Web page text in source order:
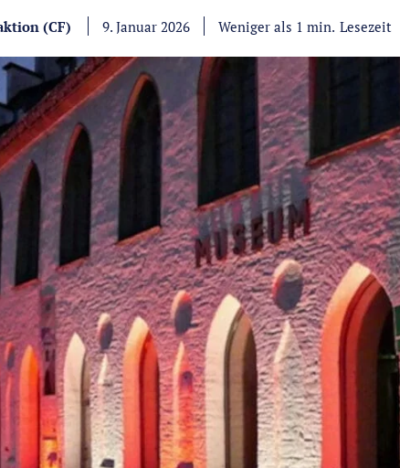
(CF) 9. Januar 2026 Weniger als 1 min. Lesezeit